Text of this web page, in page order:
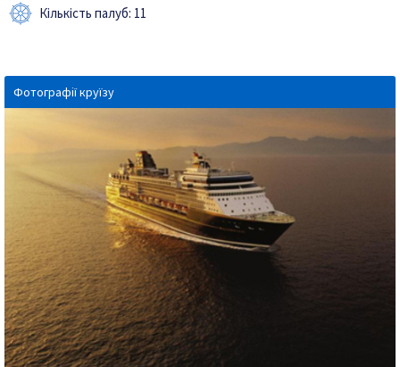
Кількість палуб: 11
Фотографії круїзу